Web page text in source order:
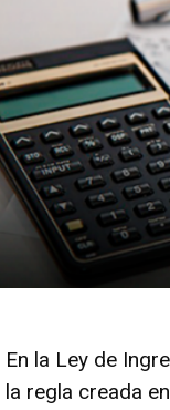
En la Ley de
la regla creada